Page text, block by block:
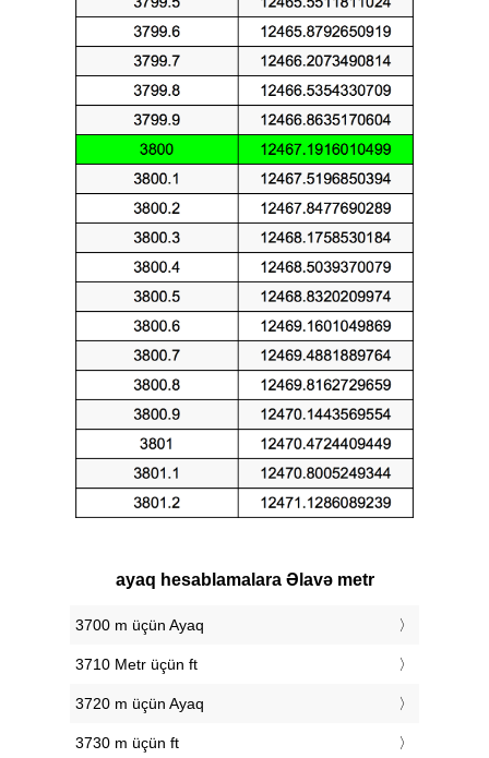
ayaq hesablamalara Əlavə metr
3700 m üçün Ayaq
3710 Metr üçün ft
3720 m üçün Ayaq
3730 m üçün ft